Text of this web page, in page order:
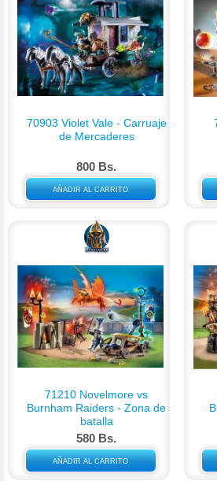
70903 Violet Vale - Carruaje
de Mercaderes
800 Bs.
AÑADIR AL CARRITO
71210 Novelmore vs
Burnham Raiders - Zona de
batalla
580 Bs.
AÑADIR AL CARRITO